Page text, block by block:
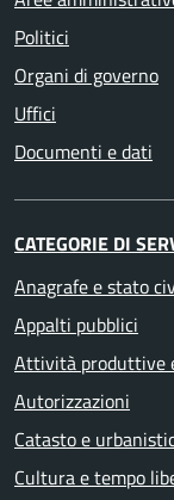
Politici
Organi di governo
Uffici
Documenti e dati
CATEGORIE DI
Anagrafe e stato
Appalti pubblici
Attività produttive
Autorizzazioni
Catasto e
Cultura e tempo